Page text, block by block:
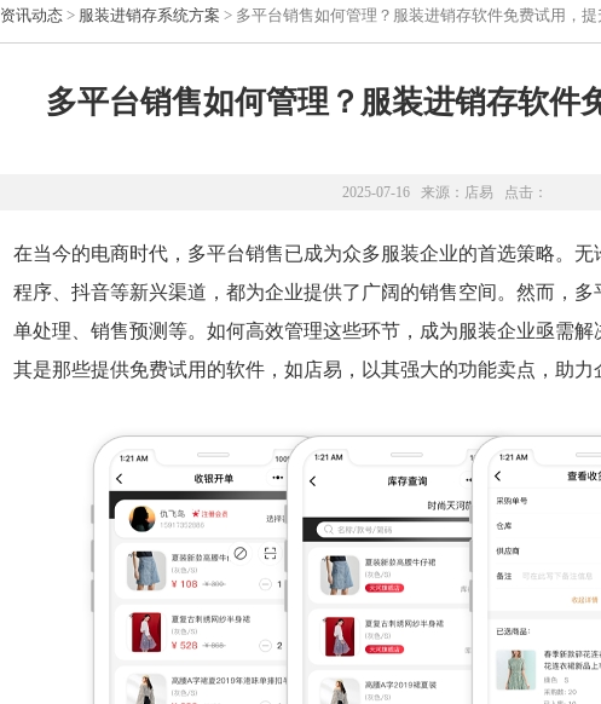
资讯动态 > 服装进销存系统方案 > 多平台销售如何管理？服装进销存软件免费试用，提
多平台销售如何管理？服装进销存软件
2025-07-16 来源： 店易 点击：
在当今的电商时代，多平台销售已成为众多服装企业的首选策略。
程序、抖音等新兴渠道，都为企业提供了广阔的销售空间。然而，
单处理、销售预测等。如何高效管理这些环节，成为服装企业亟需解
其是那些提供免费试用的软件，如店易，以其强大的功能卖点，助力